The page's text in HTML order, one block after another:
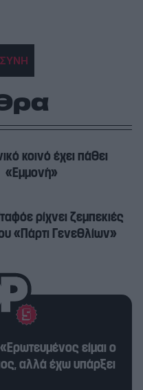
κοινό έχει πάθει
«Εμμονή»
ρίχνει ζεμπεκιές
«Πάρτι Γενεθλίων»
είμαι ο
αλλά έχω υπάρξει